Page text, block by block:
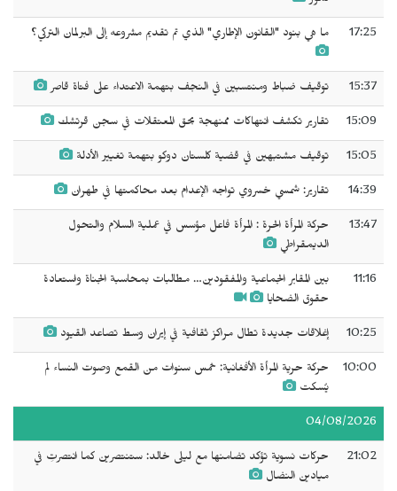
17:25 ما هي بنود "القانون الإطاري" الذي تم تقديم مشروعه إلى البرلمان التركي؟
15:37 توقيف ضباط ومنتسبين في النجف بتهمة الاعتداء على فتاة قاصر
15:09 تقارير تكشف انتهاكات ممنهجة بحق المعتقلات في سجن قرتشك
15:05 توقيف مشتبهين في قضية كلستان دوكو بتهمة تغيير الأدلة
14:39 تقارير: شمسي خسروي تواجه الإعدام بعد محاكمتها في طهران
13:47
حركة المرأة الحرة : المرأة فاعل مؤسس في عملية السلام والتحول
الديمقراطي
11:16
بين المقابر الجماعية والمفقودين… مطالبات بمحاسبة الجناة واستعادة
حقوق الضحايا
10:25 إغلاقات جديدة تطال مراكز ثقافية في إيران وسط تصاعد القيود
10:00
حركة حرية المرأة الأفغانية: خمس سنوات من القمع وصوت النساء لم
يُسكت
04/08/2026
21:02
حركات نسوية تؤكد تضامنها مع ليلى خالد: ستنتصرين كما انتصرتِ في
ميادين النضال